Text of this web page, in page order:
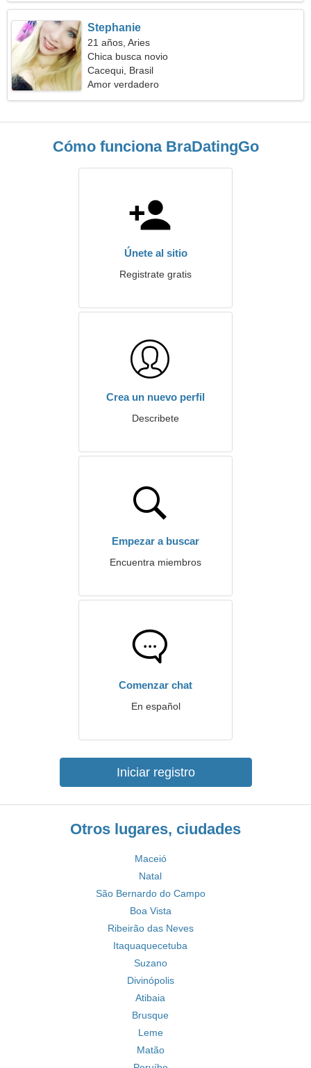
Stephanie
21 años, Aries
Chica busca novio
Cacequi, Brasil
Amor verdadero
Cómo funciona BraDatingGo
Únete al sitio
Registrate gratis
Crea un nuevo perfil
Describete
Empezar a buscar
Encuentra miembros
Comenzar chat
En español
Iniciar registro
Otros lugares, ciudades
Maceió
Natal
São Bernardo do Campo
Boa Vista
Ribeirão das Neves
Itaquaquecetuba
Suzano
Divinópolis
Atibaia
Brusque
Leme
Matão